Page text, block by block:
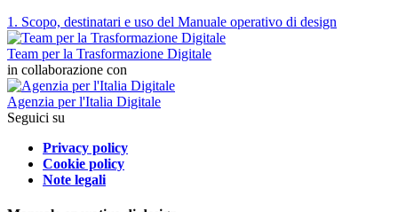
1. Scopo, destinatari e uso del Manuale operativo di design
Team per la Trasformazione Digitale
in collaborazione con
Agenzia per l'Italia Digitale
Seguici su
Privacy policy
Cookie policy
Note legali